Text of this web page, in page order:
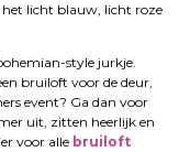
het licht blauw, licht roze
style jurkje.
bruiloft voor de deur,
event? Ga dan voor
uit, zitten heerlijk en
voor alle bruiloft